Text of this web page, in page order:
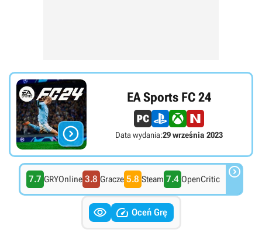

EA Sports FC 24
Data wydania:29 września 2023
7.7 GRYOnline 3.8 Gracze 5.8 Steam 7.4 OpenCritic 
  Oceń Grę